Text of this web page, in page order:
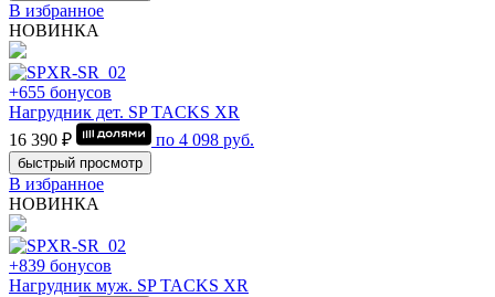
В избранное
НОВИНКА
+655 бонусов
Нагрудник дет. SP TACKS XR
16 390 ₽
по 4 098 руб.
быстрый просмотр
В избранное
НОВИНКА
+839 бонусов
Нагрудник муж. SP TACKS XR